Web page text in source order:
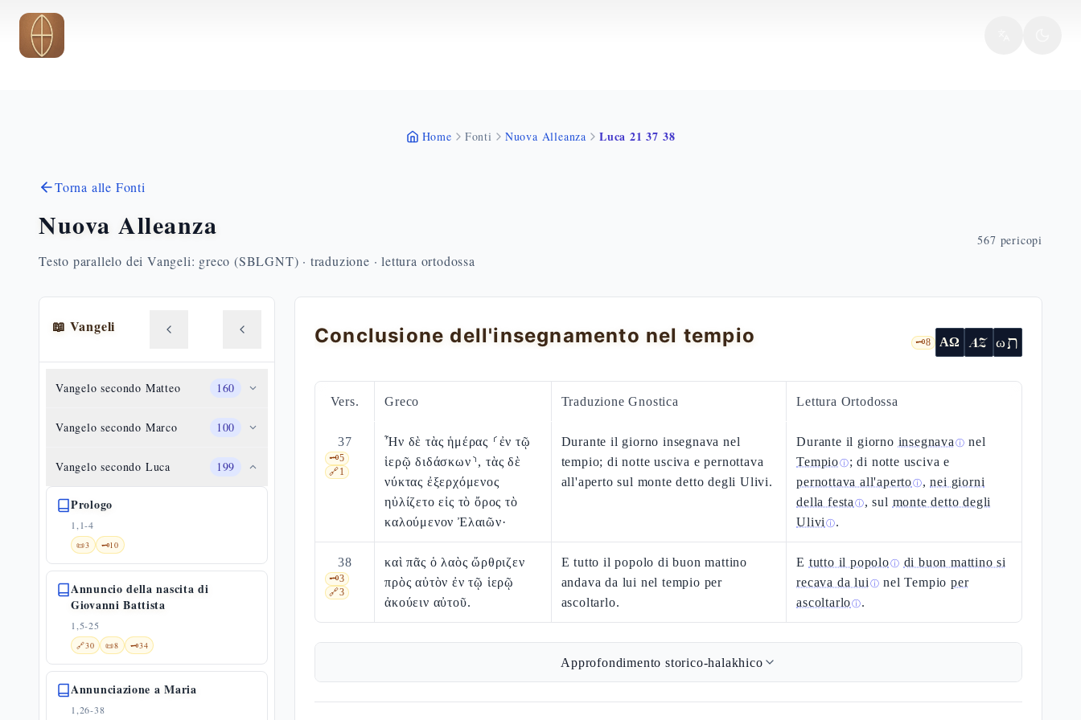
Vai al contenuto principale
Home Fonti Nuova Alleanza Luca 21 37 38
Torna alle Fonti
Nuova Alleanza
Testo parallelo dei Vangeli: greco (SBLGNT) · traduzione · lettura ortodossa
567 pericopi
📖 Vangeli
Vangelo secondo Matteo 160
Vangelo secondo Marco 100
Vangelo secondo Luca 199
Prologo
1,1-4
📜3 🗝️10
Annuncio della nascita di
Giovanni Battista
1,5-25
🔗30 📜8 🗝️34
Annunciazione a Maria
1,26-38
Conclusione dell'insegnamento nel tempio 🗝️8 ΑΩ AZ ωת
Vers. Greco Traduzione Gnostica Lettura Ortodossa
37
🗝️5
🔗1
Ἦν δὲ τὰς ἡμέρας ⸂ἐν τῷ
ἱερῷ διδάσκων⸃, τὰς δὲ
νύκτας ἐξερχόμενος
ηὐλίζετο εἰς τὸ ὄρος τὸ
καλούμενον Ἐλαιῶν·
Durante il giorno insegnava nel
tempio; di notte usciva e pernottava
all'aperto sul monte detto degli Ulivi.
Durante il giorno insegnava ⓘ nel
Tempioⓘ; di notte usciva e
pernottava all'apertoⓘ,nei giorni
della festa ⓘ, sul monte detto degli
Ulivi ⓘ.
38
🗝️3
🔗3
καὶ πᾶς ὁ λαὸς ὤρθριζεν
πρὸς αὐτὸν ἐν τῷ ἱερῷ
ἀκούειν αὐτοῦ.
E tutto il popolo di buon mattino
andava da lui nel tempio per
ascoltarlo.
E tutto il popoloⓘ di buon mattino si
recava da lui ⓘ nel Tempioper
ascoltarloⓘ.
Approfondimento storico-halakhico